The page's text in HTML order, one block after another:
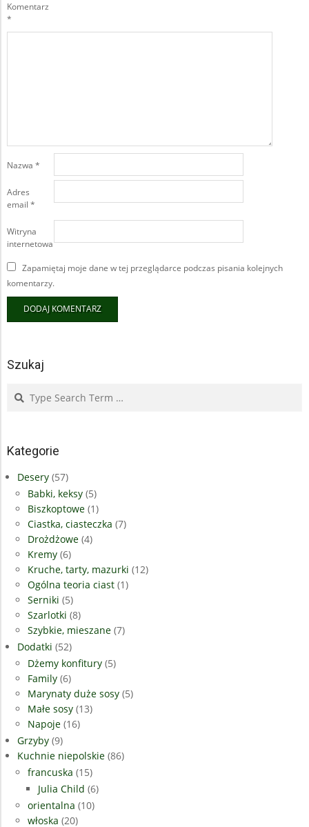
Komentarz
*
Nazwa *
Adres
email *
Witryna
internetowa
Zapamiętaj moje dane w tej przeglądarce podczas pisania kolejnych
komentarzy.
Szukaj
Search
Kategorie
Desery (57)
Babki, keksy (5)
Biszkoptowe (1)
Ciastka, ciasteczka (7)
Drożdżowe (4)
Kremy (6)
Kruche, tarty, mazurki (12)
Ogólna teoria ciast (1)
Serniki (5)
Szarlotki (8)
Szybkie, mieszane (7)
Dodatki (52)
Dżemy konfitury (5)
Family (6)
Marynaty duże sosy (5)
Małe sosy (13)
Napoje (16)
Grzyby (9)
Kuchnie niepolskie (86)
francuska (15)
Julia Child (6)
orientalna (10)
włoska (20)